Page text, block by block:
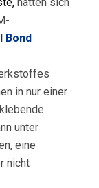
Bond
in nur einer
unter
eine
nicht